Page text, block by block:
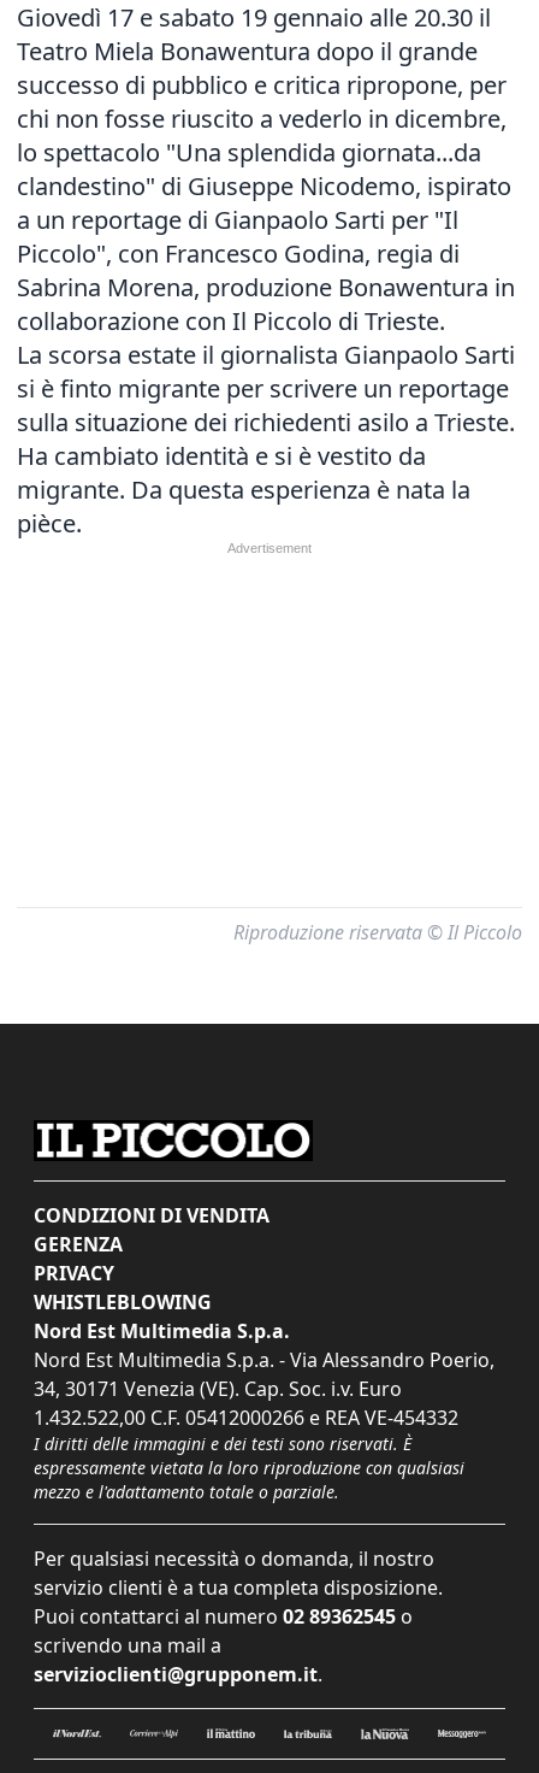
Giovedì 17 e sabato 19 gennaio alle 20.30 il
Teatro Miela Bonawentura dopo il grande
successo di pubblico e critica ripropone, per
chi non fosse riuscito a vederlo in dicembre,
lo spettacolo "Una splendida giornata...da
clandestino" di Giuseppe Nicodemo, ispirato
a un reportage di Gianpaolo Sarti per "Il
Piccolo", con Francesco Godina, regia di
Sabrina Morena, produzione Bonawentura in
collaborazione con Il Piccolo di Trieste.
La scorsa estate il giornalista Gianpaolo Sarti
si è finto migrante per scrivere un reportage
sulla situazione dei richiedenti asilo a Trieste.
Ha cambiato identità e si è vestito da
migrante. Da questa esperienza è nata la
pièce.
Riproduzione riservata © Il Piccolo
CONDIZIONI DI VENDITA
GERENZA
PRIVACY
WHISTLEBLOWING
Nord Est Multimedia S.p.a.
Nord Est Multimedia S.p.a. - Via Alessandro Poerio,
34, 30171 Venezia (VE). Cap. Soc. i.v. Euro
1.432.522,00 C.F. 05412000266 e REA VE-454332
I diritti delle immagini e dei testi sono riservati. È
espressamente vietata la loro riproduzione con qualsiasi
mezzo e l'adattamento totale o parziale.
Per qualsiasi necessità o domanda, il nostro
servizio clienti è a tua completa disposizione.
Puoi contattarci al numero 02 89362545 o
scrivendo una mail a
servizioclienti@grupponem.it.